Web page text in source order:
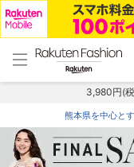
menu home
トップ
3,980円(
熊本県を中心と